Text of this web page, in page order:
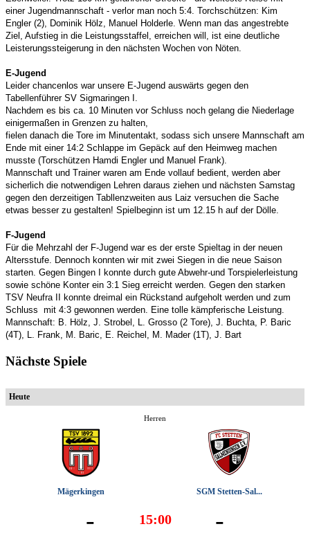
einer Jugendmannschaft - verlor man noch 5:4. Torchschützen: Kim
Engler (2), Dominik Hölz, Manuel Holderle. Wenn man das angestrebte
Ziel, Aufstieg in die Leistungsstaffel, erreichen will, ist eine deutliche
Leisterungssteigerung in den nächsten Wochen von Nöten.
E-Jugend
Leider chancenlos war unsere E-Jugend auswärts gegen den
Tabellenführer SV Sigmaringen I.
Nachdem es bis ca. 10 Minuten vor Schluss noch gelang die Niederlage
einigermaßen in Grenzen zu halten,
fielen danach die Tore im Minutentakt, sodass sich unsere Mannschaft am
Ende mit einer 14:2 Schlappe im Gepäck auf den Heimweg machen
musste (Torschützen Hamdi Engler und Manuel Frank).
Mannschaft und Trainer waren am Ende vollauf bedient, werden aber
sicherlich die notwendigen Lehren daraus ziehen und nächsten Samstag
gegen den derzeitigen Tabllenzweiten aus Laiz versuchen die Sache
etwas besser zu gestalten! Spielbeginn ist um 12.15 h auf der Dölle.
F-Jugend
Für die Mehrzahl der F-Jugend war es der erste Spieltag in der neuen
Altersstufe. Dennoch konnten wir mit zwei Siegen in die neue Saison
starten. Gegen Bingen I konnte durch gute Abwehr-und Torspielerleistung
sowie schöne Konter ein 3:1 Sieg erreicht werden. Gegen den starken
TSV Neufra II konnte dreimal ein Rückstand aufgeholt werden und zum
Schluss mit 4:3 gewonnen werden. Eine tolle kämpferische Leistung.
Mannschaft: B. Hölz, J. Strobel, L. Grosso (2 Tore), J. Buchta, P. Baric
(4T), L. Frank, M. Baric, E. Reichel, M. Mader (1T), J. Bart
Nächste Spiele
Heute
Herren
Mägerkingen SGM Stetten-Sal...
- 15:00 -